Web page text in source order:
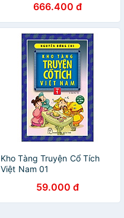
666.400 đ
Kho Tàng Truyện Cổ Tích
Việt Nam 01
59.000 đ